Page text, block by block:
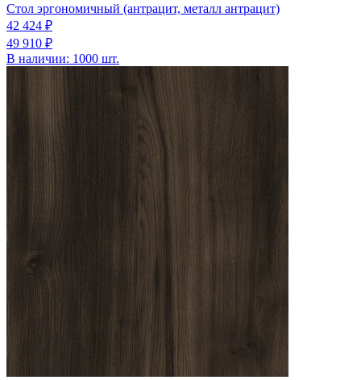
Стол эргономичный (антрацит, металл антрацит)
42 424 ₽
49 910 ₽
В наличии: 1000 шт.